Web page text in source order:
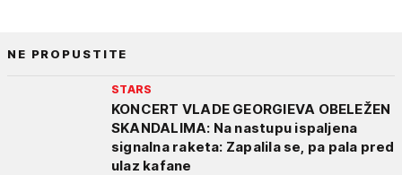
NE PROPUSTITE
STARS
KONCERT VLADE GEORGIEVA OBELEŽEN
SKANDALIMA: Na nastupu ispaljena
signalna raketa: Zapalila se, pa pala pred
ulaz kafane